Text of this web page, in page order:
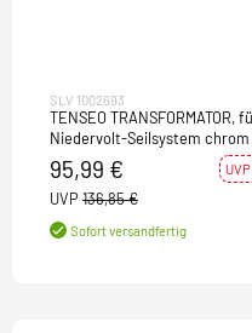
SLV 1002693
TENSEO TRANSFORMATOR,
Niedervolt-Seilsystem chrom
95,99 €
UVP 136,85 €
Sofort versandfertig